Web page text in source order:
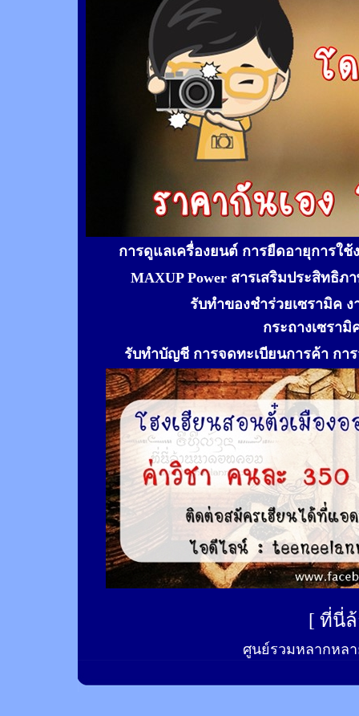
การดูแลเครื่องยนต์ การยืดอายุการใ
MAXUP Power สารเสริมประสิทธิ
รับทำของชำร่วยเซรามิค
กระถางเซรา
รับทำบัญชี การจดทะเบียนการค้า กา
[ ที่นี่
ศูนย์รวมหลากหลา